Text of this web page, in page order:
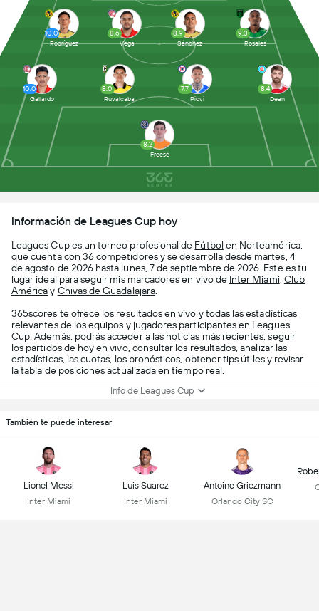
7.7
Piovi
10.0
Rodríguez
8.2
Freese
9.3
Rosales
8.4
Dean
8.0
Ruvalcaba
10.0
Gallardo
8.6
Vega
8.9
Sánchez
Información de Leagues Cup hoy
Leagues Cup es un torneo profesional de Fútbol en Norteamérica,
que cuenta con 36 competidores y se desarrolla desde martes, 4
de agosto de 2026 hasta lunes, 7 de septiembre de 2026. Este es tu
lugar ideal para seguir mis marcadores en vivo de Inter Miami, Club
Américay Chivas de Guadalajara.
365scores te ofrece los resultados en vivo y todas las estadísticas
relevantes de los equipos y jugadores participantes en Leagues
Cup. Además, podrás acceder a las noticias más recientes, seguir
los partidos de hoy en vivo, consultar los resultados, analizar las
estadísticas, las cuotas, los pronósticos, obtener tips útiles y revisar
la tabla de posiciones actualizada en tiempo real.
Info de Leagues Cup
También te puede interesar
Lionel Messi
Inter Miami
Luis Suarez
Inter Miami
Antoine Griezmann
Orlando City SC